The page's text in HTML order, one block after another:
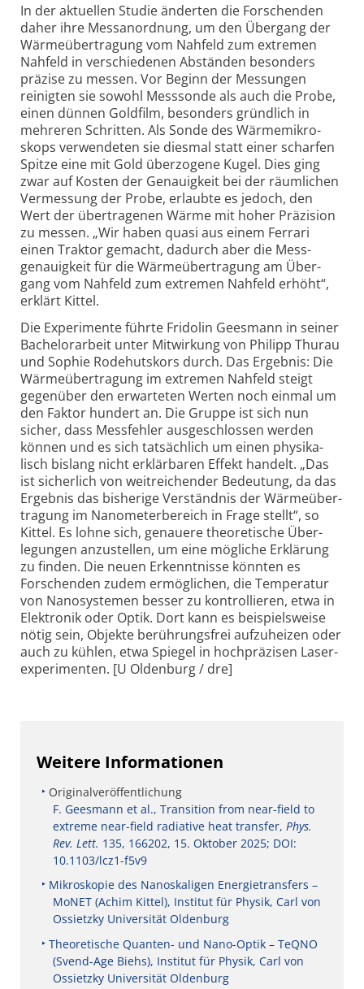
In der aktuellen Studie änderten die For­schen­den
daher ihre Mess­anord­nung, um den Über­gang der
Wärme­über­tragung vom Nahfeld zum extremen
Nahfeld in verschie­denen Abständen besonders
präzise zu messen. Vor Beginn der Mes­sungen
reinigten sie sowohl Mess­sonde als auch die Probe,
einen dünnen Gold­film, beson­ders gründ­lich in
mehreren Schritten. Als Sonde des Wärme­mikro­
skops verwen­deten sie diesmal statt einer scharfen
Spitze eine mit Gold über­zogene Kugel. Dies ging
zwar auf Kosten der Genauig­keit bei der räum­lichen
Vermes­sung der Probe, erlaubte es jedoch, den
Wert der über­tragenen Wärme mit hoher Präzi­sion
zu messen. „Wir haben quasi aus einem Ferrari
einen Trak­tor gemacht, dadurch aber die Mess­
genauig­keit für die Wärme­über­tragung am Über­
gang vom Nahfeld zum extremen Nahfeld erhöht“,
erklärt Kittel.
Die Experimente führte Fridolin Geesmann in seiner
Bachelor­arbeit unter Mit­wirkung von Philipp Thurau
und Sophie Rode­huts­kors durch. Das Ergebnis: Die
Wärme­über­tragung im extremen Nahfeld steigt
gegen­über den erwarteten Werten noch einmal um
den Faktor hundert an. Die Gruppe ist sich nun
sicher, dass Mess­fehler ausge­schlossen werden
können und es sich tatsäch­lich um einen physika­
lisch bislang nicht erklär­baren Effekt handelt. „Das
ist sicher­lich von weit­reichender Bedeu­tung, da das
Ergebnis das bisherige Verständ­nis der Wärme­über­
tragung im Nano­meter­bereich in Frage stellt“, so
Kittel. Es lohne sich, genauere theore­tische Über­
legungen anzu­stellen, um eine mögliche Erklärung
zu finden. Die neuen Erkennt­nisse könnten es
Forschenden zudem ermöglichen, die Tempe­ratur
von Nano­systemen besser zu kontrol­lieren, etwa in
Elek­tronik oder Optik. Dort kann es bei­spiels­weise
nötig sein, Objekte berührungs­frei aufzu­heizen oder
auch zu kühlen, etwa Spiegel in hoch­präzisen Laser­
experi­menten. [U Oldenburg / dre]
Weitere Informationen
Originalveröffentlichung
F. Geesmann et al., Transition from near-field to
extreme near-field radiative heat transfer, Phys.
Rev. Lett. 135, 166202, 15. Oktober 2025; DOI:
10.1103/lcz1-f5v9
Mikroskopie des Nanoskaligen Energietransfers –
MoNET (Achim Kittel), Institut für Physik, Carl von
Ossietzky Universität Oldenburg
Theoretische Quanten- und Nano-Optik – TeQNO
(Svend-Age Biehs), Institut für Physik, Carl von
Ossietzky Universität Oldenburg